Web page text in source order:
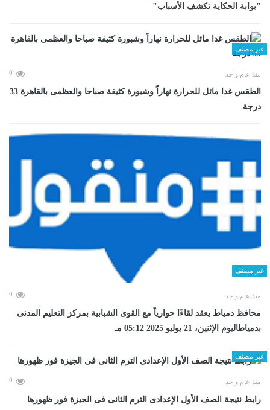
"بوابة الحكاية تكشف الأسباب"
غير مصنف
منذ عام واحد 0
الطقس غدا مائل للحرارة نهاراً وشبورة كثيفة صباحا والعظمى بالقاهرة 33
درجة
غير مصنف
منذ عام واحد 0
محافظ دمياط يعقد لقاءًا حوارياً مع القوى الشبابية بمركز التعليم المدنى
بدمياطاليوم الإثنين، 21 يوليو 2025 05:12 مـ
غير مصنف
منذ عام واحد 0
رابط نتيجة الصف الأول الإعدادى الترم الثانى فى الجيزة فور ظهورها